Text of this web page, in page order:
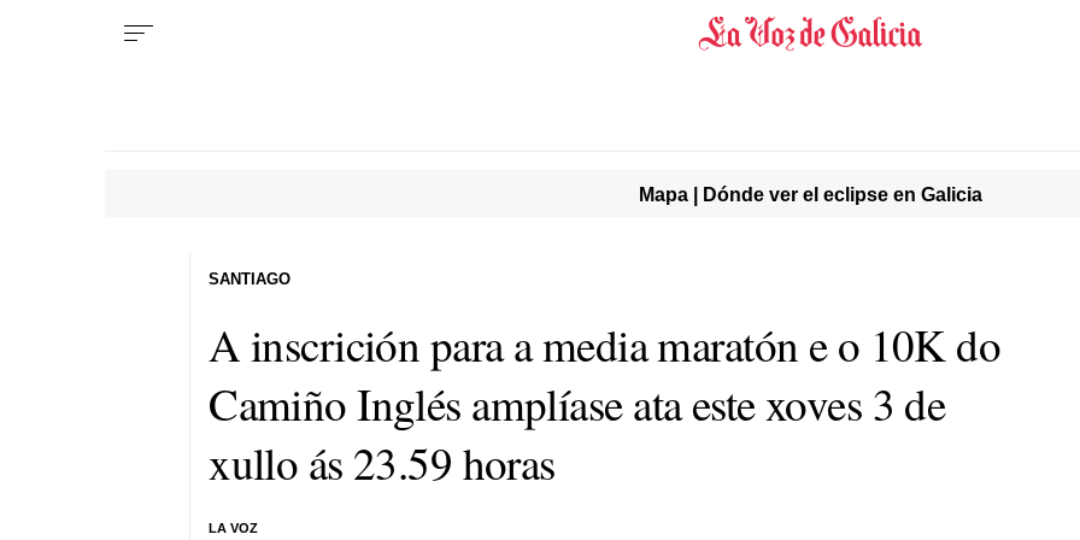
Mapa | Dónde ver el eclipse en Galicia
A inscrición para a media maratón e o 10K do
Camiño Inglés amplíase ata este xoves 3 de
xullo ás 23.59 horas
LA VOZ
SANTIAGO